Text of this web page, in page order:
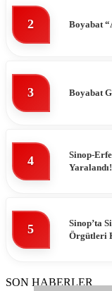
2 Boyabat
3 Boyabat
4
Sinop-
Yaralandı!
5
Sinop’ta
Örgütleri
SON HABERLER